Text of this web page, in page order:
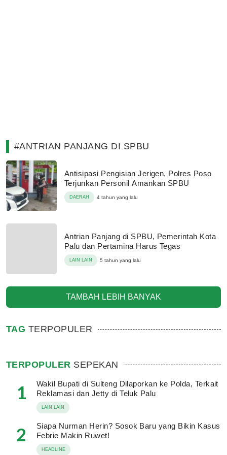
#ANTRIAN PANJANG DI SPBU
Antisipasi Pengisian Jerigen, Polres Poso
Terjunkan Personil Amankan SPBU
DAERAH 4 tahun yang lalu
Antrian Panjang di SPBU, Pemerintah Kota
Palu dan Pertamina Harus Tegas
LAIN LAIN 5 tahun yang lalu
TAMBAH LEBIH BANYAK
TAG TERPOPULER
TERPOPULER SEPEKAN
1
Wakil Bupati di Sulteng Dilaporkan ke Polda, Terkait
Reklamasi dan Jetty di Teluk Palu
LAIN LAIN
2
Siapa Nurman Herin? Sosok Baru yang Bikin Kasus
Febrie Makin Ruwet!
HEADLINE